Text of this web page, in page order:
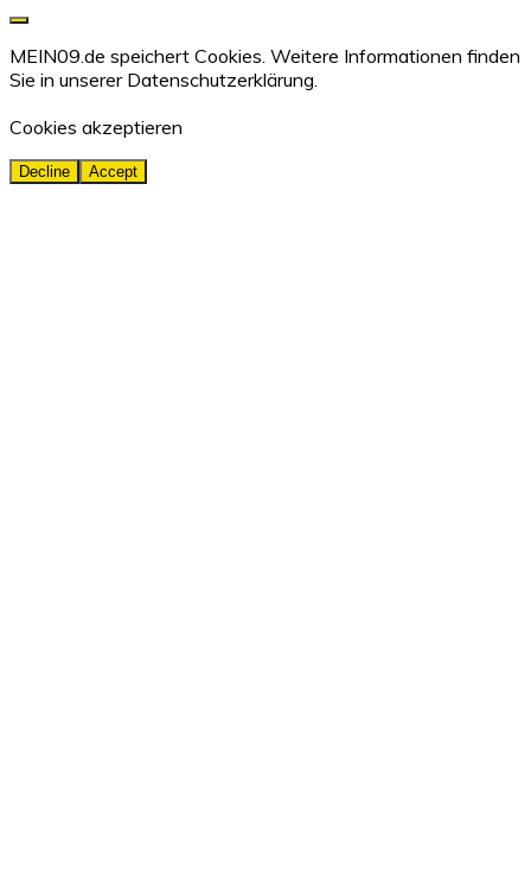
MEIN09.de speichert Cookies. Weitere Informationen finden
Sie in unserer Datenschutzerklärung.
Cookies akzeptieren
Decline Accept